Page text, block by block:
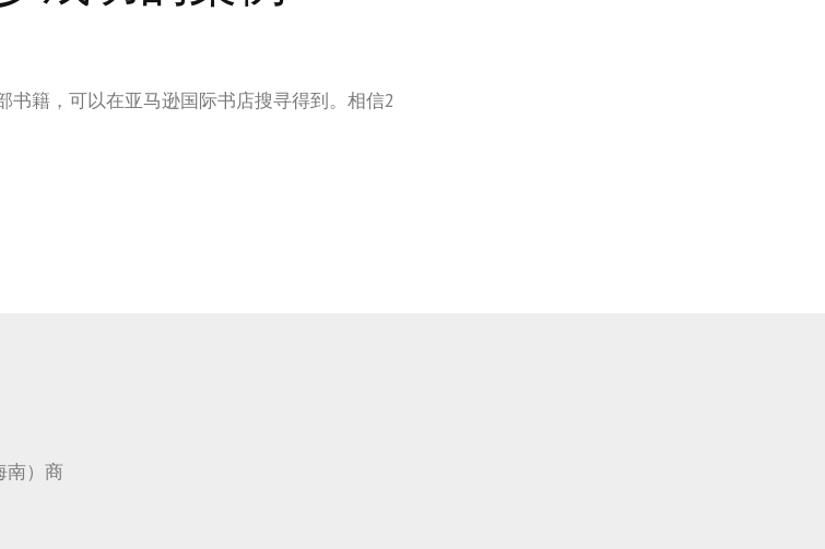
书籍，可以在亚马逊国际书店搜寻得到。相信2
南）商